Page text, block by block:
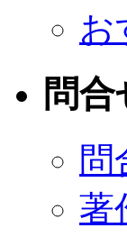
お
問合
問
著